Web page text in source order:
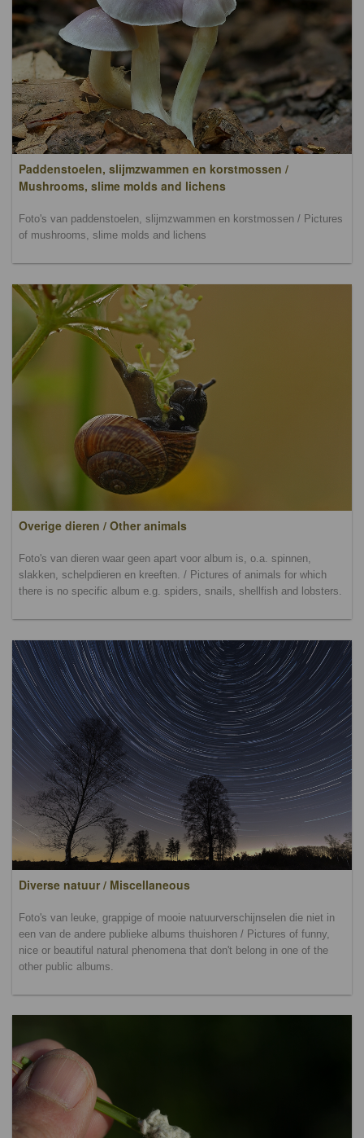
Paddenstoelen, slijmzwammen en korstmossen /
Mushrooms, slime molds and lichens
Foto's van paddenstoelen, slijmzwammen en korstmossen / Pictures
of mushrooms, slime molds and lichens
Overige dieren / Other animals
Foto's van dieren waar geen apart voor album is, o.a. spinnen,
slakken, schelpdieren en kreeften. / Pictures of animals for which
there is no specific album e.g. spiders, snails, shellfish and lobsters.
Diverse natuur / Miscellaneous
Foto's van leuke, grappige of mooie natuurverschijnselen die niet in
een van de andere publieke albums thuishoren / Pictures of funny,
nice or beautiful natural phenomena that don't belong in one of the
other public albums.